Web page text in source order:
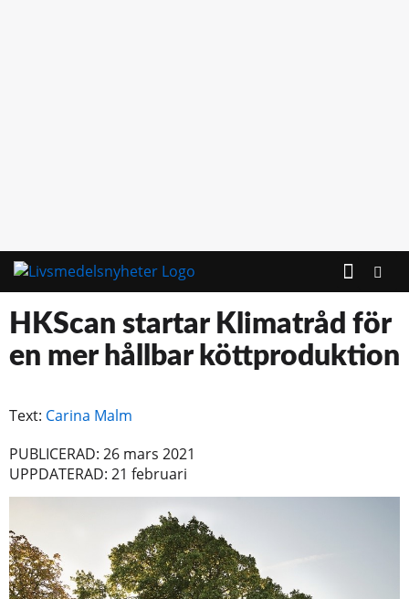
HKScan startar Klimatråd för
en mer hållbar köttproduktion
Text: Carina Malm
PUBLICERAD: 26 mars 2021
UPPDATERAD: 21 februari